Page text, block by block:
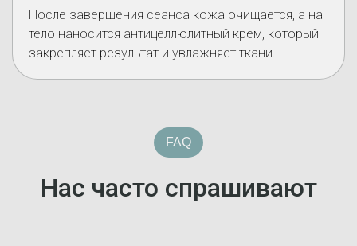
После завершения сеанса кожа очищается, а на
тело наносится антицеллюлитный крем, который
закрепляет результат и увлажняет ткани.
FAQ
Нас часто спрашивают